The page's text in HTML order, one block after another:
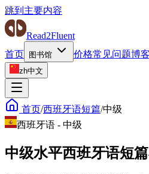
跳到主要内容
Read2Fluent
首页
图书馆 价格常见问题博客
zh中文
首页/西班牙语短篇/中级
西班牙语 - 中级
中级水平西班牙语短